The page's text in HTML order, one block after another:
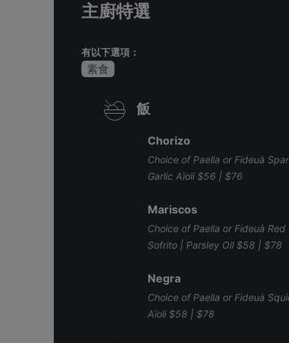
主廚特選
有以下選項：
素食
飯
Chorizo
Choice of Paella or Fideuà
Garlic Aïoli $56 | $76
Mariscos
Choice of Paella or Fideuà
Sofrito | Parsley Oil $58 | $78
Negra
Choice of Paella or Fideuà
Aïoli $58 | $78